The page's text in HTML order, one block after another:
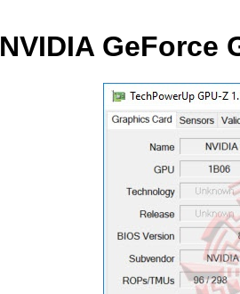
NVIDIA GeForce